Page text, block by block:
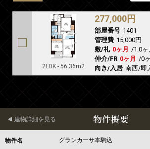
2LDK - 56.36m2
277,000円
部屋番号 1401
管理費 15,000円
敷/礼 0ヶ月 /1.0ヶ
仲介/FR 0ヶ月 /0
向き/入居 南西/即
物件概要
建物詳細を見る
物件名 グランカーサ本駒込